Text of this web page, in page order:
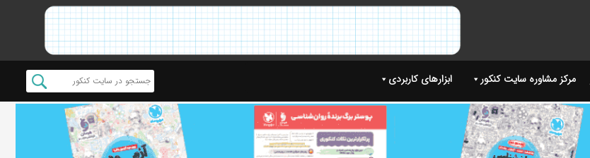
مرکز مشاوره سایت کنکور ابزارهای کاربردی